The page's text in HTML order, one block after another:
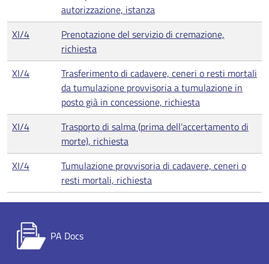
autorizzazione, istanza
XI/4
Prenotazione del servizio di cremazione,
richiesta
XI/4
Trasferimento di cadavere, ceneri o resti mortali
da tumulazione provvisoria a tumulazione in
posto già in concessione, richiesta
XI/4
Trasporto di salma (prima dell’accertamento di
morte), richiesta
XI/4
Tumulazione provvisoria di cadavere, ceneri o
resti mortali, richiesta
PA Docs